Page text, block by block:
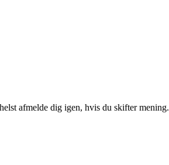
afmelde dig igen, hvis du skifter mening.